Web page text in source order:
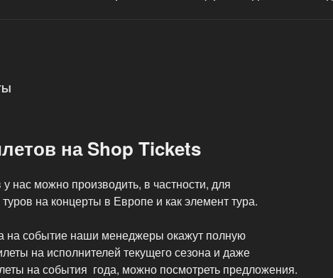
на Shop Tickets
у нас можно производить, в частности, для
на концерты в Европе и как элемент тура.
на событие наши менеджеры окажут полную
на исполнителей текущего сезона и даже
на события года, можно посмотреть предложения.